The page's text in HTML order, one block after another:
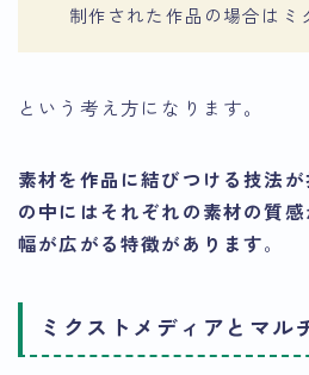
制作された作品の場合はミ
という考え方になります。
素材を作品に結びつける技法
の中にはそれぞれの素材の質
幅が広がる特徴があります。
ミクストメディアとマル